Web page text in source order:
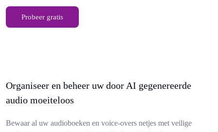
Probeer gratis
Organiseer en beheer uw door AI gegenereerde
audio moeiteloos
Bewaar al uw audioboeken en voice-overs netjes met veilige